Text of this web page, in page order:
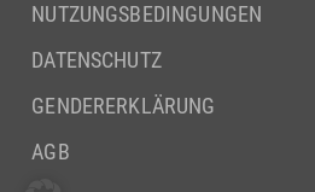
NUTZUNGSBEDINGUNGEN
DATENSCHUTZ
GENDERERKLÄRUNG
AGB